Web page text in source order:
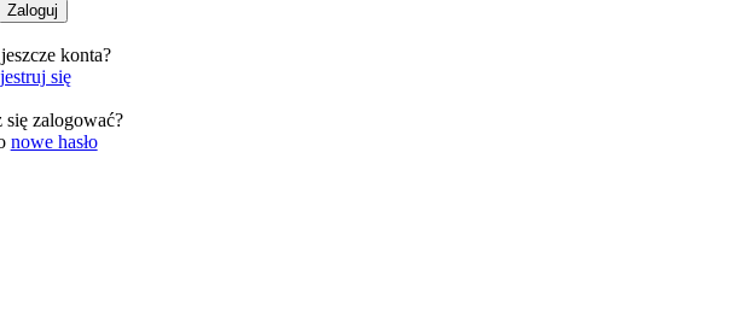
konta?
się
się zalogować?
nowe hasło